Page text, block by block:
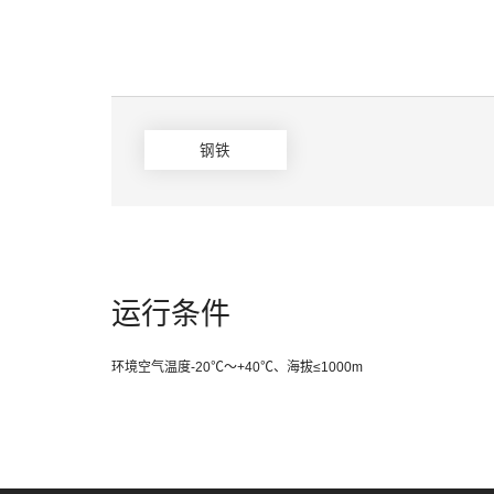
钢铁
运行条件
环境空气温度-20℃～+40℃、海拔≤1000m